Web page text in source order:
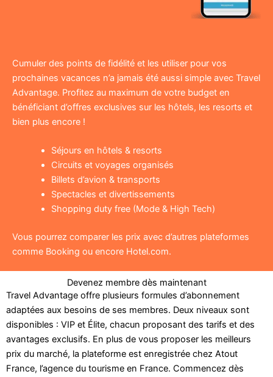
Cumuler des points de fidélité et les utiliser pour vos
prochaines vacances n’a jamais été aussi simple avec Travel
Advantage. Profitez au maximum de votre budget en
bénéficiant d’offres exclusives sur les hôtels, les resorts et
bien plus encore !
Séjours en hôtels & resorts
Circuits et voyages organisés
Billets d’avion & transports
Spectacles et divertissements
Shopping duty free (Mode & High Tech)
Vous pourrez comparer les prix avec d’autres plateformes
comme Booking ou encore Hotel.com.
Devenez membre dès maintenant
Travel Advantage offre plusieurs formules d’abonnement
adaptées aux besoins de ses membres. Deux niveaux sont
disponibles : VIP et Élite, chacun proposant des tarifs et des
avantages exclusifs. En plus de vous proposer les meilleurs
prix du marché, la plateforme est enregistrée chez Atout
France, l’agence du tourisme en France. Commencez dès